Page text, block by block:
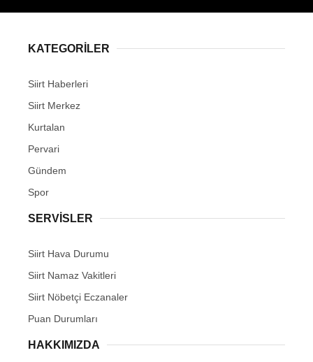
NÖBETÇI ECZANELER
KATEGORİLER
Siirt Haberleri
Siirt Merkez
Kurtalan
Pervari
Gündem
Spor
SERVİSLER
Siirt Hava Durumu
Siirt Namaz Vakitleri
Siirt Nöbetçi Eczanaler
Puan Durumları
HAKKIMIZDA